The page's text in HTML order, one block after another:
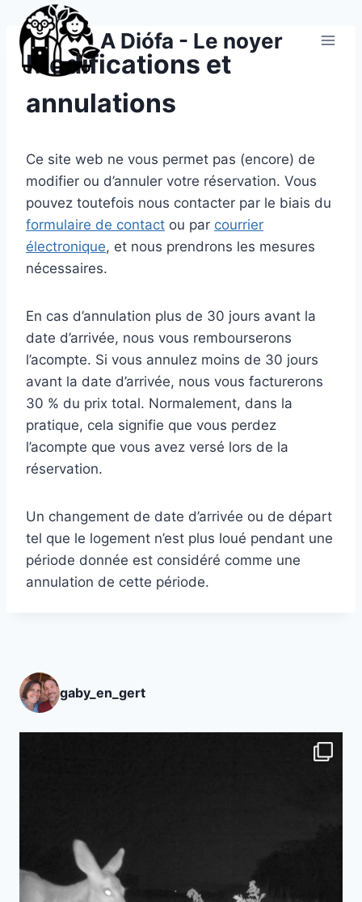
contenu
A Diófa - Le noyer
Modifications et
annulations
Ce site web ne vous permet pas (encore) de
modifier ou d’annuler votre réservation. Vous
pouvez toutefois nous contacter par le biais du
formulaire de contact ou par courrier
électronique, et nous prendrons les mesures
nécessaires.
En cas d’annulation plus de 30 jours avant la
date d’arrivée, nous vous rembourserons
l’acompte. Si vous annulez moins de 30 jours
avant la date d’arrivée, nous vous facturerons
30 % du prix total. Normalement, dans la
pratique, cela signifie que vous perdez
l’acompte que vous avez versé lors de la
réservation.
Un changement de date d’arrivée ou de départ
tel que le logement n’est plus loué pendant une
période donnée est considéré comme une
annulation de cette période.
gaby_en_gert